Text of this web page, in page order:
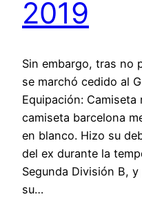
2019
Sin embargo, tras no
se marchó cedido al
Equipación:
camiseta barcelona
en blanco. Hizo su
del ex durante la
Segunda División B,
su…